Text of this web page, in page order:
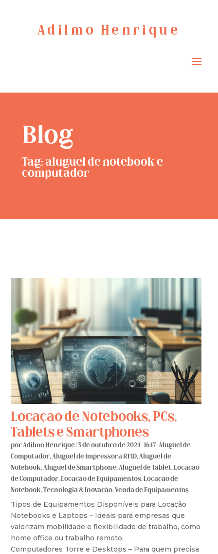
Adilmo Henrique
Blog
Tag: aluguel de notebook e
computador
Locação de Notebooks, PCs,
Tablets e Smartphones
porAdilmo Henrique |3 de outubro de 2024 - 16:17 |Aluguel de
Computador,Aluguel de Impressora RFID,Aluguel de
Notebook,Aluguel de Smartphone,Aluguel de Tablet,Locação
de Computador,Locação de Equipamentos,Locação de
Notebook,Tecnologia & Inovação, Venda de Equipamentos
Tipos de Equipamentos Disponíveis para Locação
Notebooks e Laptops – Ideais para empresas que
valorizam mobilidade e flexibilidade de trabalho, como
home office ou trabalho remoto.
Computadores Torre e Desktops – Para quem precisa